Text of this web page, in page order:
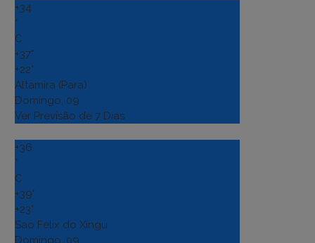
+34
°
C
+37°
+22°
Altamira (Para)
Domingo, 09
Ver Previsão de 7 Dias
+36
°
C
+39°
+23°
Sao Felix do Xingu
Domingo, 09